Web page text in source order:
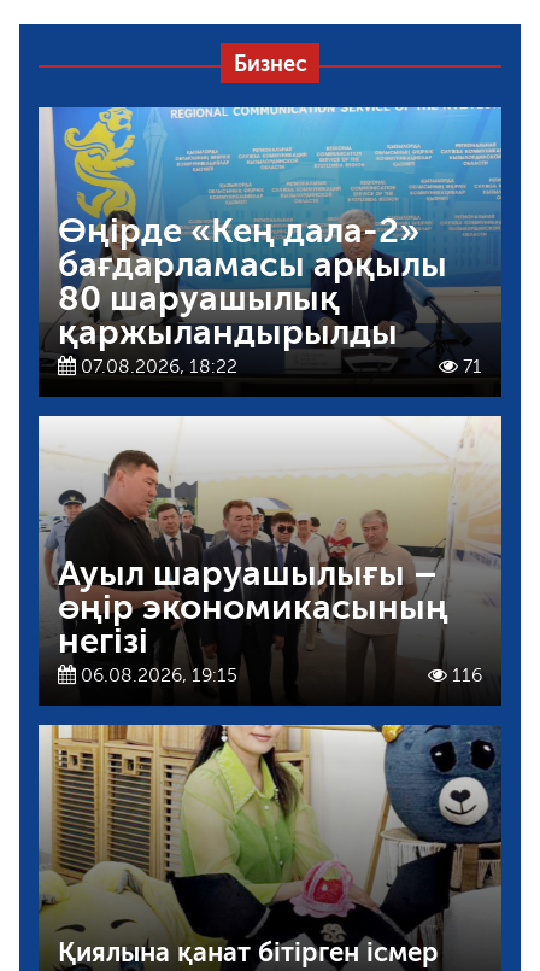
Бизнес
Өңірде «Кең дала-2»
бағдарламасы арқылы
80 шаруашылық
қаржыландырылды
07.08.2026, 18:22 71
Ауыл шаруашылығы –
өңір экономикасының
негізі
06.08.2026, 19:15 116
Қиялына қанат бітірген ісмер